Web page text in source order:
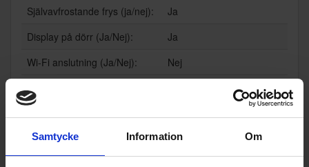
Samtycke Information Om
Självavfrostande frys (ja/nej):
Ja
Display på dörr (Ja/Nej):
Ja
Wi-Fi anslutning (Ja/Nej):
Nej
Teknisk data
Infrysningskapacitet (kg/24h):
8.7
Lagringskapacitet vid ströma
vbrott (h):